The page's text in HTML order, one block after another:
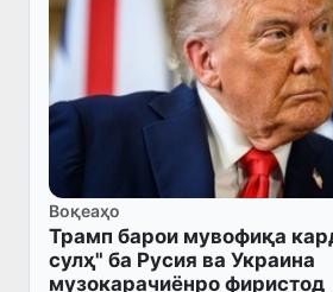
Воқеаҳо
Трамп барои мувофиқа
сулҳ" ба Русия ва Украина
музокарачиёнро фиристод